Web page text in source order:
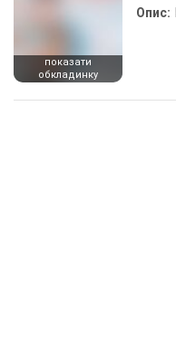
показати
обкладинку
Опис: